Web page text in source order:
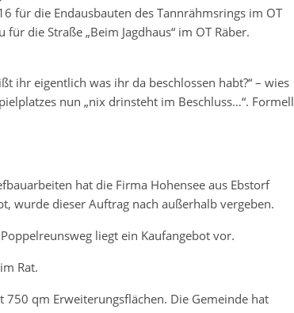
für die Endausbauten des Tannrähmsrings im OT
die Straße „Beim Jagdhaus“ im OT Räber.
ihr eigentlich was ihr da beschlossen habt?“ – wies
nun „nix drinsteht im Beschluss…“. Formell
hat die Firma Hohensee aus Ebstorf
wurde dieser Auftrag nach außerhalb vergeben.
liegt ein Kaufangebot vor.
Rat.
qm Erweiterungsflächen. Die Gemeinde hat